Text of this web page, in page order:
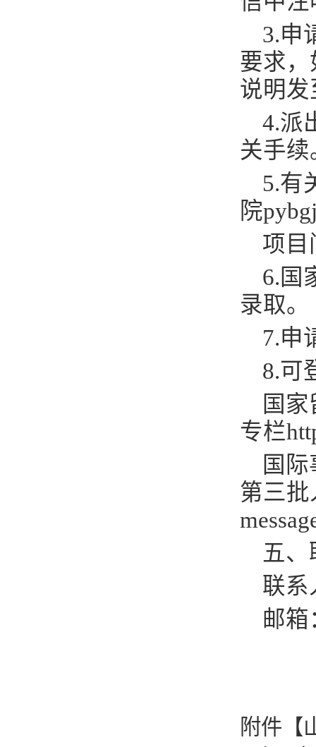
3.申
要求
说明发
4.派
关手续
5.有
院
项目
6. 国
录取。
7.申
8.可
国
专栏
国
第三
五
联系
邮箱
附件【